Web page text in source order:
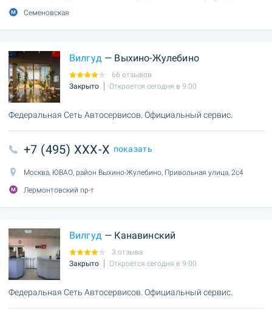
Семеновская
Вилгуд — Выхино-Жулебино
66 отзывов
Закрыто
Откроется сегодня в 9:00
Федеральная Сеть Автосервисов. Официальный сервис.
+7 (495) XXX-X показать
Москва, ЮВАО, район Выхино-Жулебино, Привольная улица, 2с4
Лермонтовский пр-т
Вилгуд — Канавинский
3 отзыва
Закрыто
Откроется сегодня в 9:00
Федеральная Сеть Автосервисов. Официальный сервис.